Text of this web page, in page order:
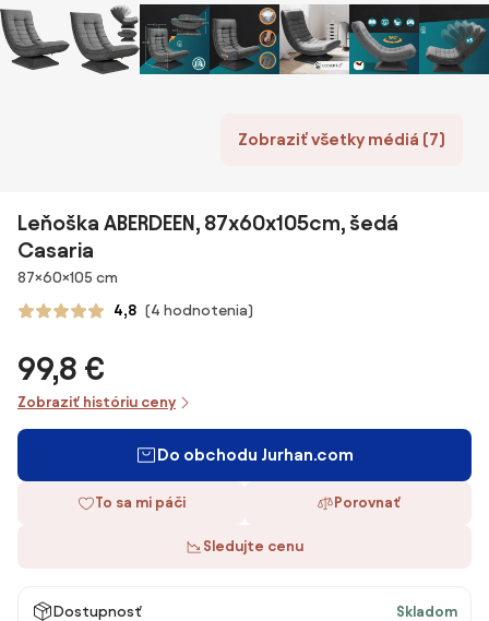
Zobraziť všetky médiá (7)
Leňoška ABERDEEN, 87x60x105cm, šedá
Casaria
Rozmery
87×60×105 cm
4,8 (4 hodnotenia)
99,8 €
Zobraziť históriu ceny
Do obchodu Jurhan.com
To sa mi páči Porovnať
Sledujte cenu
Dostupnosť Skladom